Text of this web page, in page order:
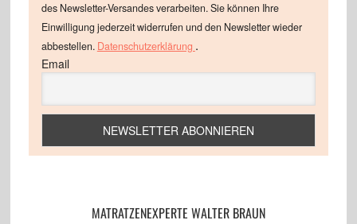
des Newsletter-Versandes verarbeiten. Sie können Ihre
Einwilligung jederzeit widerrufen und den Newsletter wieder
abbestellen. Datenschutzerklärung .
Email
MATRATZENEXPERTE WALTER BRAUN